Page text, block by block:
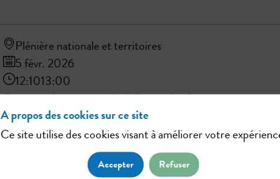
Plénière nationale et territoires
5 févr. 2026
12:1013:00
Comment lutter contre la déforestation ?
LD
A propos des cookies sur ce site
Ce site utilise des cookies visant à améliorer votre
Accepter Refuser